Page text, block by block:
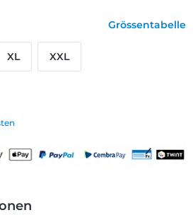
Grössentabelle
XL XXL